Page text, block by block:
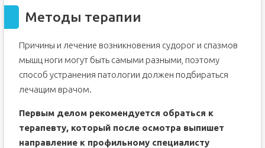
Методы терапии
Причины и лечение возникновения судорог и спазмов
мышц ноги могут быть самыми разными, поэтому
способ устранения патологии должен подбираться
лечащим врачом.
Первым делом рекомендуется обраться к
терапевту, который после осмотра выпишет
направление к профильному специалисту